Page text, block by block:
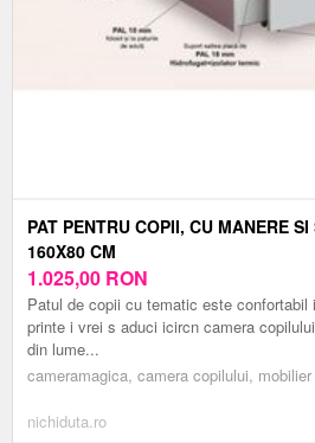
PAT PENTRU COPII, CU MANERE
160X80 CM
1.025,00 RON
Patul de copii cu tematic este confortabil
printe i vrei s aduci icircn camera
din lume...
cameramagica, camera copilului,
nichiduta.ro